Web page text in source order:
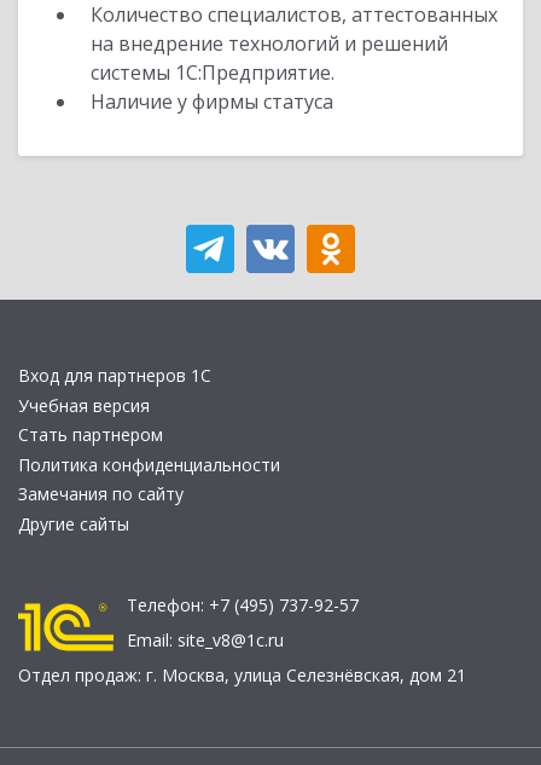
Количество специалистов, аттестованных
на внедрение технологий и решений
системы 1С:Предприятие.
Наличие у фирмы статуса
Вход для партнеров 1С
Учебная версия
Стать партнером
Политика конфиденциальности
Замечания по сайту
Другие сайты
Телефон: +7 (495) 737-92-57
Email: site_v8@1c.ru
Отдел продаж: г. Москва, улица Селезнёвская, дом 21